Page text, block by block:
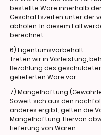
bestellte Ware innerhalb
Geschäftszeiten unter der
abholen. In diesem Fall
berechnet.
6) Eigentumsvorbehalt
Treten wir in Vorleistung,
Bezahlung des
gelieferten Ware vor.
7) Mängelhaftung
Soweit sich aus den
anderes ergibt, gelten die
Mängelhaftung. Hiervon
Lieferung von Waren: